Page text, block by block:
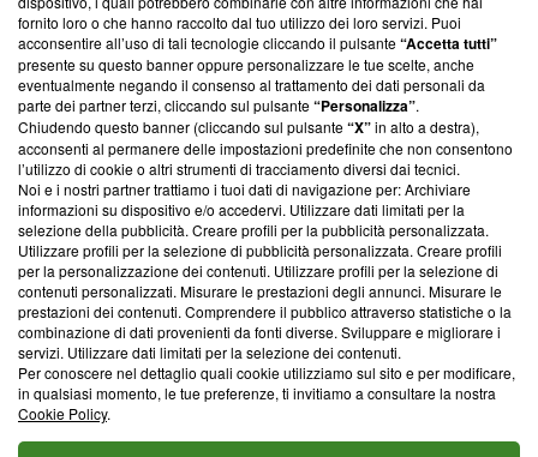
ancora membro del programma, ma ha richiesto di farne
parte; Trust Project non ha ancora effettuato una verifica di
conformità agli standard.
Su di noi
Team editoriale
Corporate
Redazione
Informativa Privacy
Cookie Policy
Blasting SA, IDI CHE-247.845.224, Via Carlo Frasca, 3 - 6900
Lugano (Svizzera) Tel:+39 0690258937
© 2026 Blasting News
fornito loro o che hanno raccolto dal tuo utilizzo dei loro servizi. Puoi
acconsentire all’uso di tali tecnologie cliccando il pulsante“Accetta tutti”
presente su questo banner oppure personalizzare le tue scelte, anche
eventualmente negando il consenso al trattamento dei dati personali da
parte dei partner terzi, cliccando sul pulsante“Personalizza”.
Chiudendo questo banner (cliccando sul pulsante“X”in alto a destra),
acconsenti al permanere delle impostazioni predefinite che non consentono
l’utilizzo di cookie o altri strumenti di tracciamento diversi dai tecnici.
Noi e i nostri partner trattiamo i tuoi dati di navigazione per: Archiviare
informazioni su dispositivo e/o accedervi. Utilizzare dati limitati per la
selezione della pubblicità. Creare profili per la pubblicità personalizzata.
Utilizzare profili per la selezione di pubblicità personalizzata. Creare profili
per la personalizzazione dei contenuti. Utilizzare profili per la selezione di
contenuti personalizzati. Misurare le prestazioni degli annunci. Misurare le
prestazioni dei contenuti. Comprendere il pubblico attraverso statistiche o la
combinazione di dati provenienti da fonti diverse. Sviluppare e migliorare i
servizi. Utilizzare dati limitati per la selezione dei contenuti.
Per conoscere nel dettaglio quali cookie utilizziamo sul sito e per modificare,
in qualsiasi momento, le tue preferenze, ti invitiamo a consultare la nostra
Cookie Policy.